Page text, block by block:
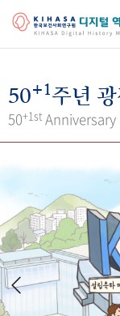
걸어온 길 기관 변
키
간행물 변천사
기록물 아카이브
사진 아카이브 문
50+1주년
50+1st